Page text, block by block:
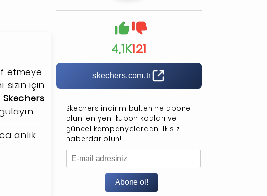
etmeye
sizin için
Skechers
anlık
4,1K121
skechers.com.tr
Skechers indirim bültenine abone
olun, en yeni kupon kodları ve
güncel kampanyalardan ilk siz
haberdar olun!
Abone ol!